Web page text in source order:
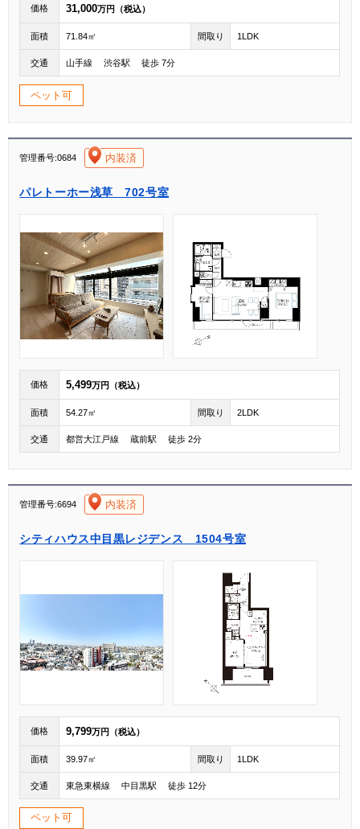
価格 31,000万円（税込）
面積 71.84㎡ 間取り 1LDK
交通 山手線 渋谷駅 徒歩 7分
ペット可
管理番号:0684 内装済
パレトーホー浅草 702号室
価格 5,499万円（税込）
面積 54.27㎡ 間取り 2LDK
交通 都営大江戸線 蔵前駅 徒歩 2分
[004]
管理番号:6694 内装済
シティハウス中目黒レジデンス 1504号室
価格 9,799万円（税込）
面積 39.97㎡ 間取り 1LDK
交通 東急東横線 中目黒駅 徒歩 12分
ペット可
[004]